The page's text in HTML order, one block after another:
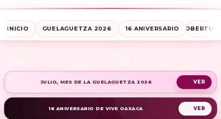
INICIO GUELAGUETZA 2026 16 ANIVERSARIO
JULIO, MES DE LA GUELAGUETZA 2026
16 ANIVERSARIO DE VIVE OAXACA